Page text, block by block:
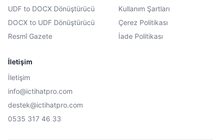
UDF to DOCX Dönüştürücü
DOCX to UDF Dönüştürücü
Resmî Gazete
Kullanım Şartları
Çerez Politikası
İade Politikası
İletişim
İletişim
info@ictihatpro.com
destek@ictihatpro.com
0535 317 46 33